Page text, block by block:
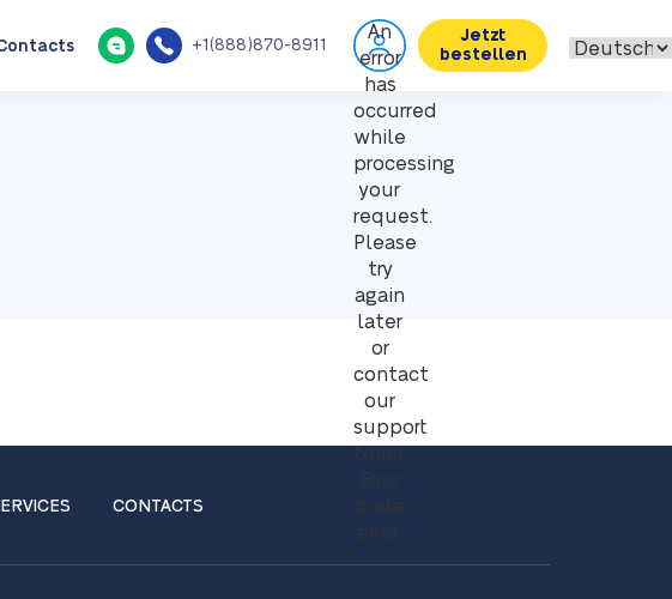
+1(888)870-8911
An
error
has
occurred
while
processing
your
request.
Please
try
again
later
or
contact
our
support
team.
Error
code
error:
Jetzt
bestellen
CONTACTS